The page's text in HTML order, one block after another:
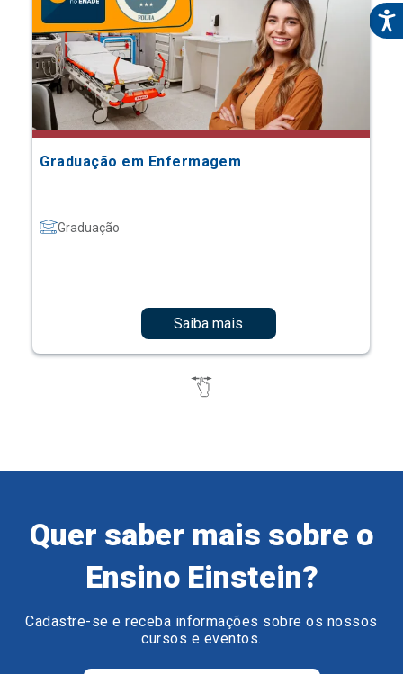
Graduação em Enfermagem
Graduação
Saiba mais
Quer saber mais sobre o
Ensino Einstein?
Cadastre-se e receba informações sobre os nossos
cursos e eventos.